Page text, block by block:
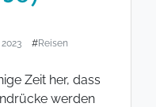
#Reisen
Zeit her, dass
werden